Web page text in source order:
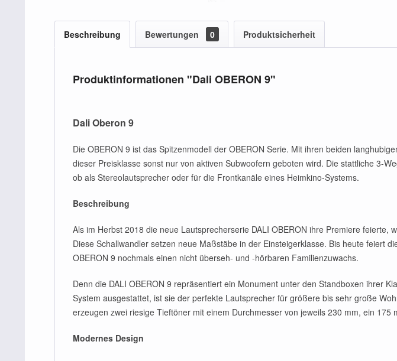
Beschreibung Bewertungen 0 Produktsicherheit
Produktinformationen "Dali OBERON 9"
Dali Oberon 9
Die OBERON 9 ist das Spitzenmodell der OBERON Serie. Mit ihren beiden
dieser Preisklasse sonst nur von aktiven Subwoofern geboten wird. Die stattliche 3-
ob als Stereolautsprecher oder für die Frontkanäle eines Heimkino-Systems.
Beschreibung
Als im Herbst 2018 die neue Lautsprecherserie DALI OBERON ihre Premiere
Diese Schallwandler setzen neue Maßstäbe in der Einsteigerklasse. Bis heute feiert
OBERON 9 nochmals einen nicht überseh- und -hörbaren Familienzuwachs.
Denn die DALI OBERON 9 repräsentiert ein Monument unter den Standboxen ihrer
System ausgestattet, ist sie der perfekte Lautsprecher für größere bis sehr große
erzeugen zwei riesige Tieftöner mit einem Durchmesser von jeweils 230 mm, ein
Modernes Design